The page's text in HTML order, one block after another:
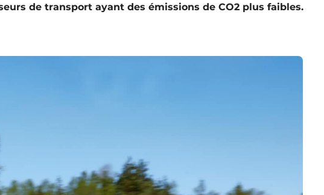
de transport ayant des émissions de CO2 plus faibles.